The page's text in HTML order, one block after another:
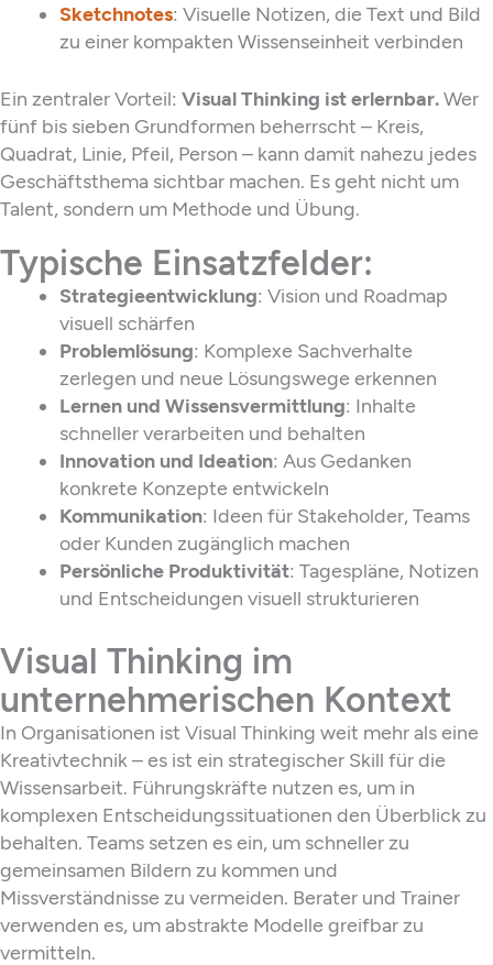
Sketchnotes: Visuelle Notizen, die Text und Bild
zu einer kompakten Wissenseinheit verbinden
Ein zentraler Vorteil: Visual Thinking ist erlernbar.Wer
fünf bis sieben Grundformen beherrscht – Kreis,
Quadrat, Linie, Pfeil, Person – kann damit nahezu jedes
Geschäftsthema sichtbar machen. Es geht nicht um
Talent, sondern um Methode und Übung.
Typische Einsatzfelder:
Strategieentwicklung: Vision und Roadmap
visuell schärfen
Problemlösung: Komplexe Sachverhalte
zerlegen und neue Lösungswege erkennen
Lernen und Wissensvermittlung: Inhalte
schneller verarbeiten und behalten
Innovation und Ideation: Aus Gedanken
konkrete Konzepte entwickeln
Kommunikation: Ideen für Stakeholder, Teams
oder Kunden zugänglich machen
Persönliche Produktivität: Tagespläne, Notizen
und Entscheidungen visuell strukturieren
Visual Thinking im
unternehmerischen Kontext
In Organisationen ist Visual Thinking weit mehr als eine
Kreativtechnik – es ist ein strategischer Skill für die
Wissensarbeit. Führungskräfte nutzen es, um in
komplexen Entscheidungssituationen den Überblick zu
behalten. Teams setzen es ein, um schneller zu
gemeinsamen Bildern zu kommen und
Missverständnisse zu vermeiden. Berater und Trainer
verwenden es, um abstrakte Modelle greifbar zu
vermitteln.